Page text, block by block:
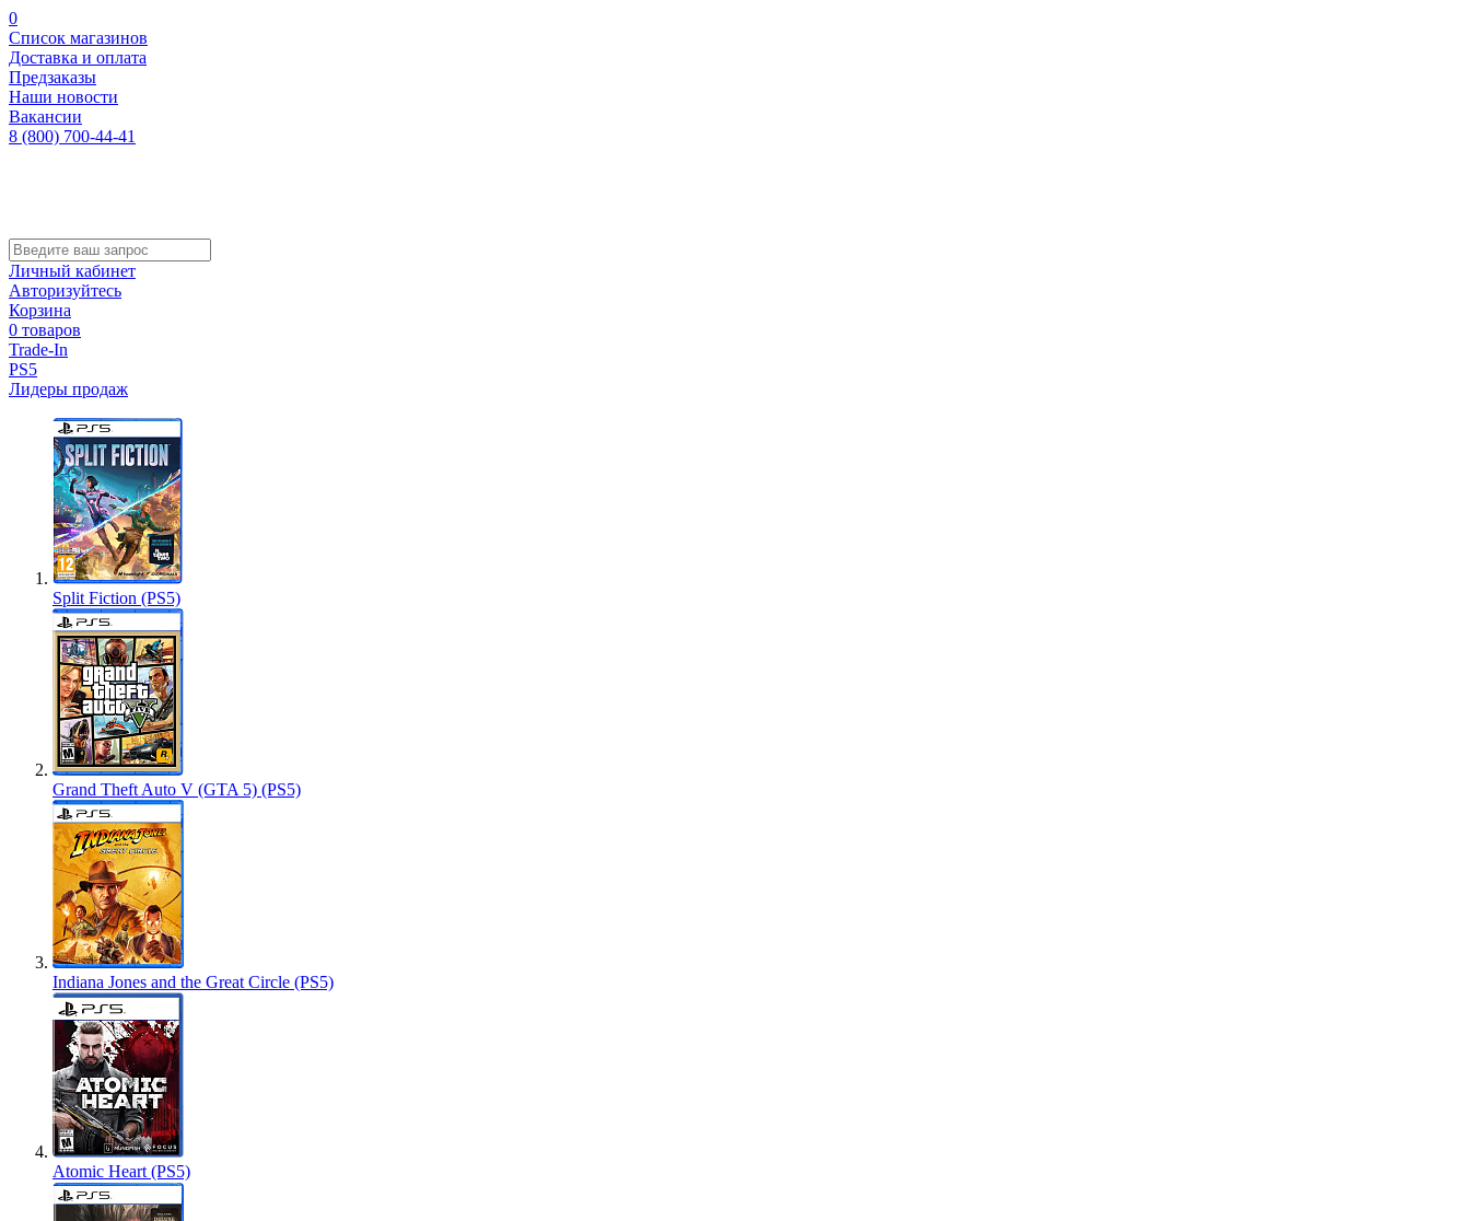
0
Список магазинов
Доставка и оплата
Предзаказы
Наши новости
Вакансии
8 (800) 700-44-41
Личный кабинет
Авторизуйтесь
Корзина
0 товаров
Trade-In
PS5
Лидеры продаж
Split Fiction (PS5)
Grand Theft Auto V (GTA 5) (PS5)
Indiana Jones and the Great Circle (PS5)
Atomic Heart (PS5)